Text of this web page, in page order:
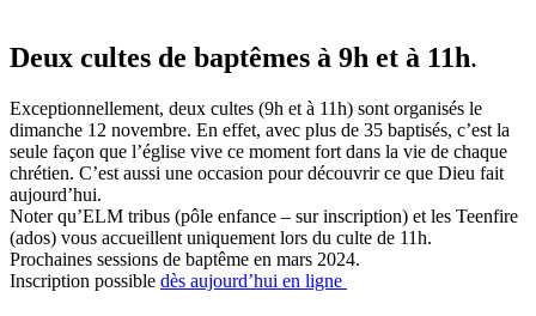
Deux cultes de baptêmes à 9h et à 11h.
Exceptionnellement, deux cultes (9h et à 11h) sont organisés le
dimanche 12 novembre. En effet, avec plus de 35 baptisés, c’est la
seule façon que l’église vive ce moment fort dans la vie de chaque
chrétien. C’est aussi une occasion pour découvrir ce que Dieu fait
aujourd’hui.
Noter qu’ELM tribus (pôle enfance – sur inscription) et les Teenfire
(ados) vous accueillent uniquement lors du culte de 11h.
Prochaines sessions de baptême en mars 2024.
Inscription possible dès aujourd’hui en ligne